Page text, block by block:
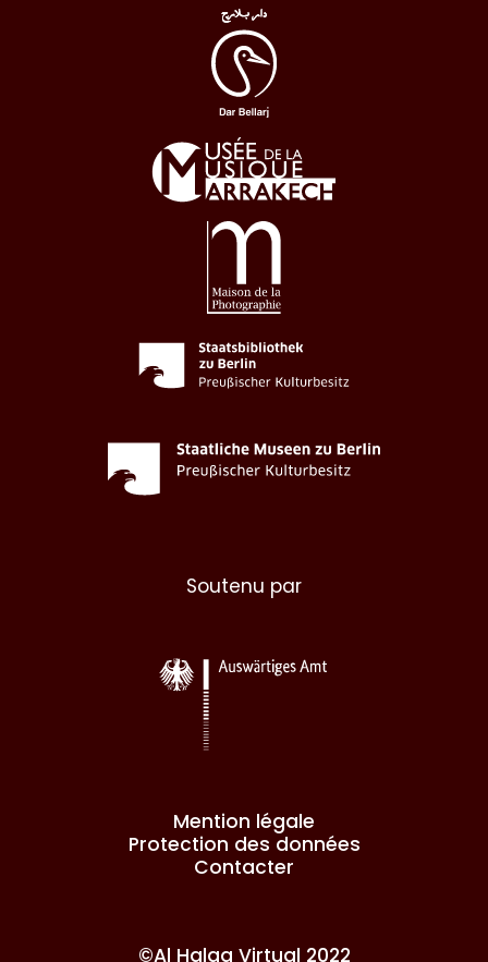
Soutenu par
Mention légale
Protection des données
Contacter
©Al Halqa Virtual 2022